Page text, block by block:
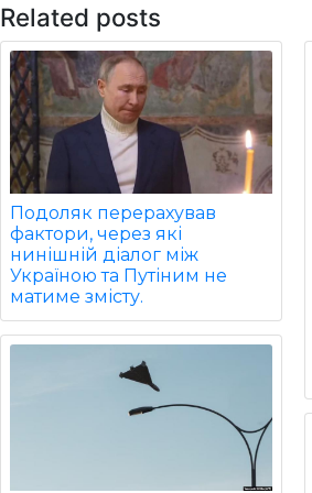
Related posts
Подоляк перерахував
фактори, через які
нинішній діалог між
Україною та Путіним не
матиме змісту.